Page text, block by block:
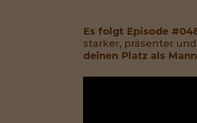
Es folgt Episode
starker, präsenter
deinen Platz als